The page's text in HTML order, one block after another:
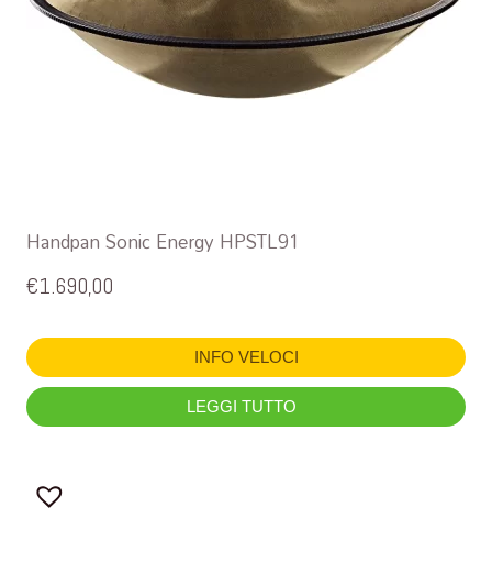
Handpan Sonic Energy HPSTL91
€1.690,00
INFO VELOCI
LEGGI TUTTO